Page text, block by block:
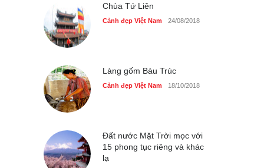
Chùa Tứ Liên
Cảnh đẹp Việt Nam 24/08/2018
Làng gốm Bàu Trúc
Cảnh đẹp Việt Nam 18/10/2018
Đất nước Mặt Trời mọc với
15 phong tục riêng và khác
lạ